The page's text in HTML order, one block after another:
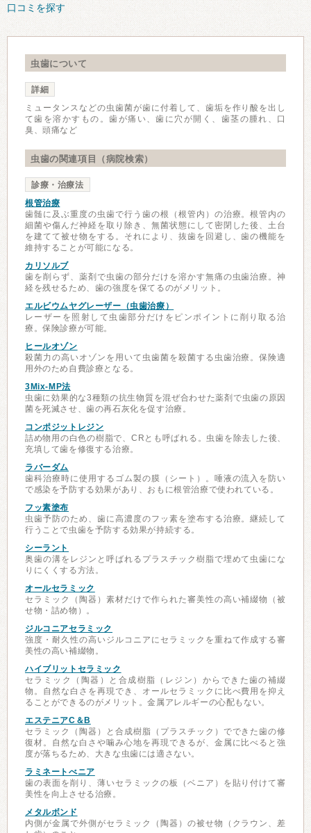
口コミを探す
虫歯について
詳細
ミュータンスなどの虫歯菌が歯に付着して、歯垢を作り酸を出し
て歯を溶かすもの。歯が痛い、歯に穴が開く、歯茎の腫れ、口
臭、頭痛など
虫歯の関連項目（病院検索）
診療・治療法
根管治療
歯髄に及ぶ重度の虫歯で行う歯の根（根管内）の治療。根管内の
細菌や傷んだ神経を取り除き、無菌状態にして密閉した後、土台
を建てて被せ物をする。それにより、抜歯を回避し、歯の機能を
維持することが可能になる。
カリソルブ
歯を削らず、薬剤で虫歯の部分だけを溶かす無痛の虫歯治療。神
経を残せるため、歯の強度を保てるのがメリット。
エルビウムヤグレーザー（虫歯治療）
レーザーを照射して虫歯部分だけをピンポイントに削り取る治
療。保険診療が可能。
ヒールオゾン
殺菌力の高いオゾンを用いて虫歯菌を殺菌する虫歯治療。保険適
用外のため自費診療となる。
3Mix-MP法
虫歯に効果的な3種類の抗生物質を混ぜ合わせた薬剤で虫歯の原因
菌を死滅させ、歯の再石灰化を促す治療。
コンポジットレジン
詰め物用の白色の樹脂で、CRとも呼ばれる。虫歯を除去した後、
充填して歯を修復する治療。
ラバーダム
歯科治療時に使用するゴム製の膜（シート）。唾液の流入を防い
で感染を予防する効果があり、おもに根管治療で使われている。
フッ素塗布
虫歯予防のため、歯に高濃度のフッ素を塗布する治療。継続して
行うことで虫歯を予防する効果が持続する。
シーラント
奥歯の溝をレジンと呼ばれるプラスチック樹脂で埋めて虫歯にな
りにくくする方法。
オールセラミック
セラミック（陶器）素材だけで作られた審美性の高い補綴物（被
せ物・詰め物）。
ジルコニアセラミック
強度・耐久性の高いジルコニアにセラミックを重ねて作成する審
美性の高い補綴物。
ハイブリットセラミック
セラミック（陶器）と合成樹脂（レジン）からできた歯の補綴
物。自然な白さを再現でき、オールセラミックに比べ費用を抑え
ることができるのがメリット。金属アレルギーの心配もない。
エステニアC＆B
セラミック（陶器）と合成樹脂（プラスチック）でできた歯の修
復材。自然な白さや噛み心地を再現できるが、金属に比べると強
度が落ちるため、大きな虫歯には適さない。
ラミネートべニア
歯の表面を削り、薄いセラミックの板（ベニア）を貼り付けて審
美性を向上させる治療。
メタルボンド
内側が金属で外側がセラミック（陶器）の被せ物（クラウン、差